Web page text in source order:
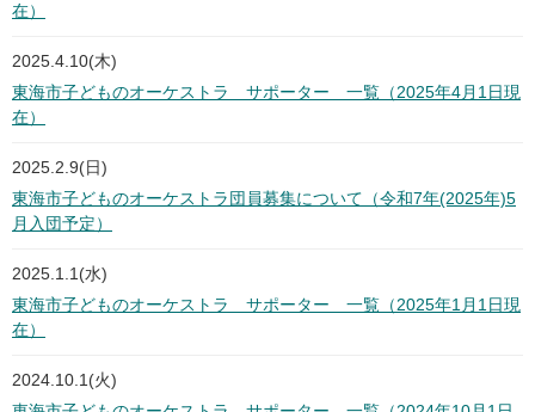
在）
2025.4.10(木)
東海市子どものオーケストラ サポーター 一覧（2025年4月1日現
在）
2025.2.9(日)
東海市子どものオーケストラ団員募集について（令和7年(2025年)5
月入団予定）
2025.1.1(水)
東海市子どものオーケストラ サポーター 一覧（2025年1月1日現
在）
2024.10.1(火)